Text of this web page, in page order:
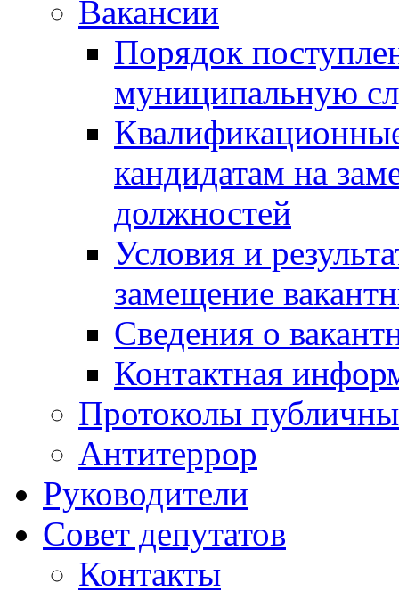
Вакансии
Порядок
муниципальную
кандидатам на
должностей
Условия и
замещение
Сведения о
Контактная
Протоколы
Антитеррор
Руководители
Совет депутатов
Контакты